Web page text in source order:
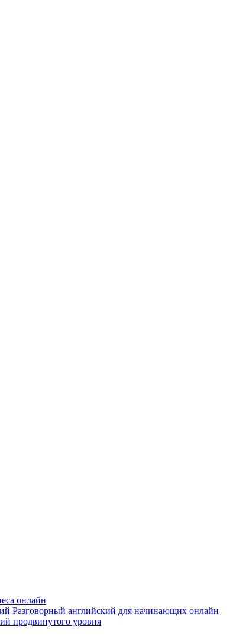
онлайн
Разговорный английский для начинающих онлайн
продвинутого уровня